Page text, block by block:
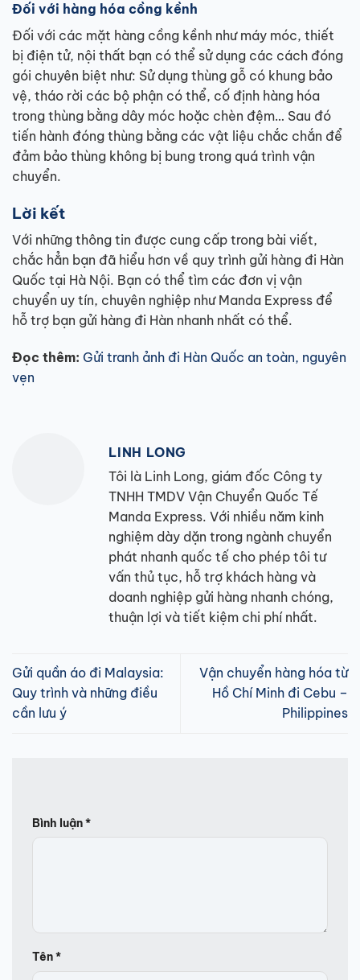
Đối với hàng hóa cồng kềnh
Đối với các mặt hàng cồng kềnh như máy móc, thiết
bị điện tử, nội thất bạn có thể sử dụng các cách đóng
gói chuyên biệt như: Sử dụng thùng gỗ có khung bảo
vệ, tháo rời các bộ phận có thể, cố định hàng hóa
trong thùng bằng dây móc hoặc chèn đệm… Sau đó
tiến hành đóng thùng bằng các vật liệu chắc chắn để
đảm bảo thùng không bị bung trong quá trình vận
chuyển.
Lời kết
Với những thông tin được cung cấp trong bài viết,
chắc hẳn bạn đã hiểu hơn về quy trình gửi hàng đi Hàn
Quốc tại Hà Nội. Bạn có thể tìm các đơn vị vận
chuyển uy tín, chuyên nghiệp như Manda Express để
hỗ trợ bạn gửi hàng đi Hàn nhanh nhất có thể.
Đọc thêm: Gửi tranh ảnh đi Hàn Quốc an toàn, nguyên
vẹn
LINH LONG
Tôi là Linh Long, giám đốc Công ty
TNHH TMDV Vận Chuyển Quốc Tế
Manda Express. Với nhiều năm kinh
nghiệm dày dặn trong ngành chuyển
phát nhanh quốc tế cho phép tôi tư
vấn thủ tục, hỗ trợ khách hàng và
doanh nghiệp gửi hàng nhanh chóng,
thuận lợi và tiết kiệm chi phí nhất.
Gửi quần áo đi Malaysia:
Quy trình và những điều
cần lưu ý
Vận chuyển hàng hóa từ
Hồ Chí Minh đi Cebu –
Philippines
Bình luận*
Tên*